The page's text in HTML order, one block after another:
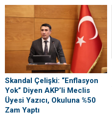
merkezi projeleri yerinde
incelendi. Başkan Balcıoğlu ve
Gökan Zeybek son...
Skandal Çelişki: “Enflasyon
Yok” Diyen AKP’li Meclis
Üyesi Yazıcı, Okuluna %50
Zam Yaptı